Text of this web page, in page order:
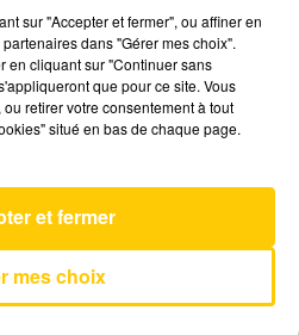
la fiction mêle secrets,
bout. Un polar
s’impose comme le
Moreau.
AVEYRON NORD
sur "Accepter et fermer", ou affiner en
dans "Gérer mes choix".
en cliquant sur "Continuer sans
que pour ce site. Vous
retirer votre consentement à tout
situé en bas de chaque page.
mes choix
et fermer